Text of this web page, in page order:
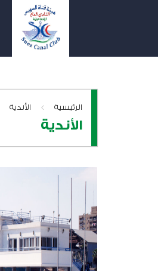
الرئيسية > الأندية
الأندية